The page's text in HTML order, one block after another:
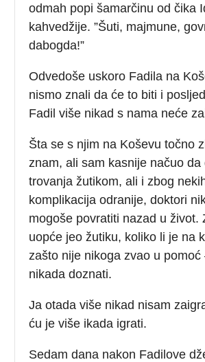
odmah popi šamarčinu od čika
kahvedžije. ”Šuti, majmune,
dabogda!”
Odvedoše uskoro Fadila na
nismo znali da će to biti i
Fadil više nikad s nama neće
Šta se s njim na Koševu točno
znam, ali sam kasnije načuo da
trovanja žutikom, ali i zbog
komplikacija odranije, doktori
mogoše povratiti nazad u život.
uopće jeo žutiku, koliko li je na
zašto nije nikoga zvao u pomoć
nikada doznati.
Ja otada više nikad nisam
ću je više ikada igrati.
Sedam dana nakon Fadilove